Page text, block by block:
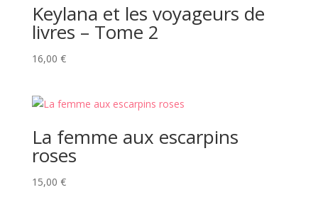
Keylana et les voyageurs de
livres – Tome 2
16,00 €
La femme aux escarpins
roses
15,00 €